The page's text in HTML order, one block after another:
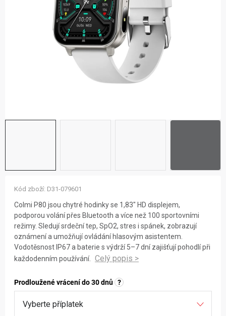
Možnosti dopravy
Colmi P80 jsou chytré hodinky se 1,83" HD displejem,
podporou volání přes Bluetooth a více než 100 sportovními
režimy. Sledují srdeční tep, SpO2, stres i spánek, zobrazují
oznámení a umožňují ovládání hlasovým asistentem.
Vodotěsnost IP67 a baterie s výdrží 5–7 dní zajišťují pohodlí při
každodenním používání.
Prodloužené vrácení do 30 dnů ?
Kód zboží: D31-079601